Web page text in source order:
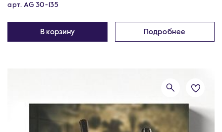
арт. AG 30-135
В корзину Подробнее